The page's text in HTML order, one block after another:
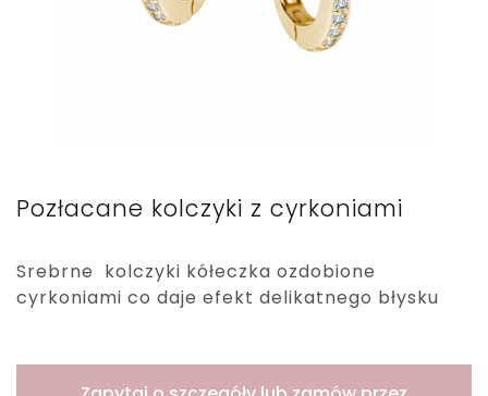
Pozłacane kolczyki z cyrkoniami
Srebrne kolczyki kółeczka ozdobione
cyrkoniami co daje efekt delikatnego błysku